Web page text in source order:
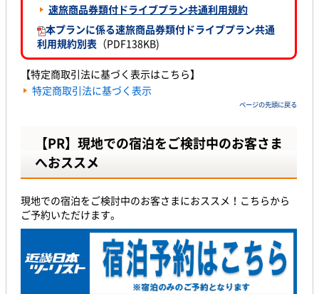
速旅商品券類付ドライブプラン共通利用規約
本プランに係る速旅商品券類付ドライブプラン共通
利用規約別表 （PDF138KB)
【特定商取引法に基づく表示はこちら】
特定商取引法に基づく表示
ページの先頭に戻る
【PR】現地での宿泊をご検討中のお客さま
へおススメ
現地での宿泊をご検討中のお客さまにおススメ！こちらから
ご予約いただけます。